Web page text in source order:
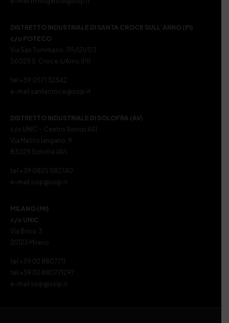
DISTRETTO INDUSTRIALE DI SANTA CROCE SULL’ARNO (PI)
c/o POTECO
Via San Tommaso, 119/121/123
56029 S. Croce s/Arno (PI)
tel +39 0571 32542
e-mail santacroce@ssip.it
DISTRETTO INDUSTRIALE DI SOLOFRA (AV)
c/o UNIC – Centro Servizi ASI
Via Melito Iangano, 9
83029 Solofra (AV)
tel +39 0825 582740
e-mail ssip@ssip.it
MILANO (MI)
c/o UNIC
Via Brisa, 3
20123 Milano
tel +39 02 8807711
tel +39 02 880771297
e-mail ssip@ssip.it